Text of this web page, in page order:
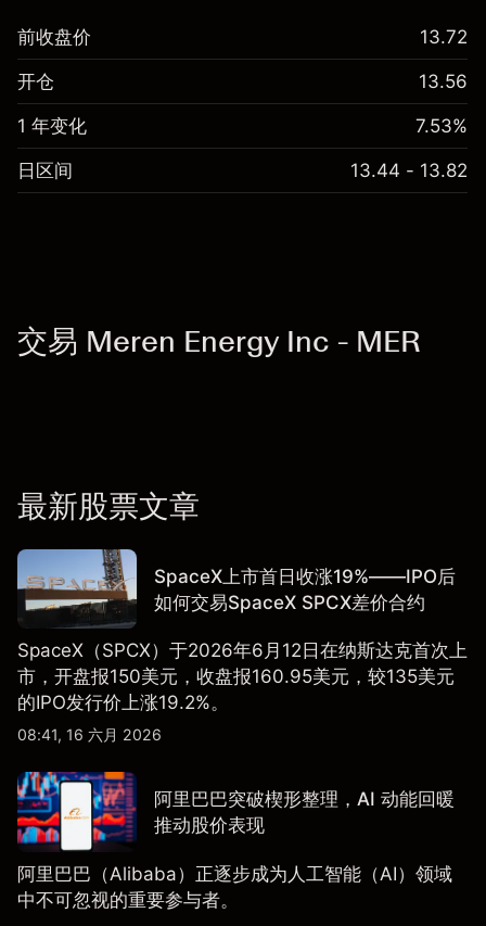
前收盘价 13.72
开仓 13.56
1 年变化 7.53%
日区间 13.44 - 13.82
交易 Meren Energy Inc - MER
最新股票文章
SpaceX上市首日收涨19%——IPO后
如何交易SpaceX SPCX差价合约
SpaceX（SPCX）于2026年6月12日在纳斯达克首次上
市，开盘报150美元，收盘报160.95美元，较135美元
的IPO发行价上涨19.2%。
08:41, 16 六月 2026
阿里巴巴突破楔形整理，AI 动能回暖
推动股价表现
阿里巴巴（Alibaba）正逐步成为人工智能（AI）领域
中不可忽视的重要参与者。